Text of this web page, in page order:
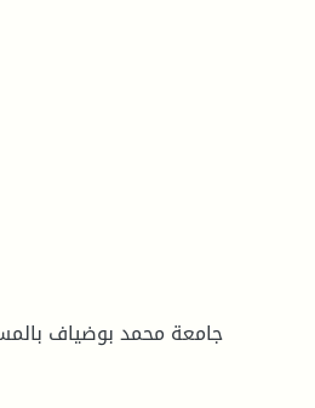
جامعة محمد بوضياف